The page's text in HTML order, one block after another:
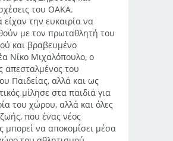
του ΟΑΚΑ.
είχαν την ευκαιρία να
με τον πρωταθλητή του
και βραβευμένο
Νίκο Μιχαλόπουλο, ο
απεσταλμένος του
Παιδείας, αλλά και ως
μίλησε στα παιδιά για
του χώρου, αλλά και όλες
ζωής, που ένας νέος
μπορεί να αποκομίσει μέσα